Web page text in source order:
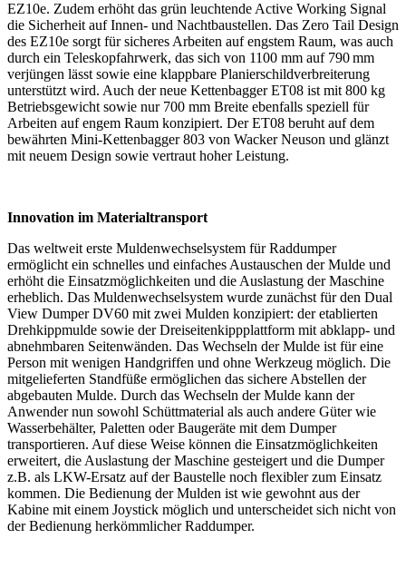
EZ10e. Zudem erhöht das grün leuchtende Active Working Signal
die Sicherheit auf Innen- und Nachtbaustellen. Das Zero Tail Design
des EZ10e sorgt für sicheres Arbeiten auf engstem Raum, was auch
durch ein Teleskopfahrwerk, das sich von 1100 mm auf 790 mm
verjüngen lässt sowie eine klappbare Planierschildverbreiterung
unterstützt wird. Auch der neue Kettenbagger ET08 ist mit 800 kg
Betriebsgewicht sowie nur 700 mm Breite ebenfalls speziell für
Arbeiten auf engem Raum konzipiert. Der ET08 beruht auf dem
bewährten Mini-Kettenbagger 803 von Wacker Neuson und glänzt
mit neuem Design sowie vertraut hoher Leistung.
Innovation im Materialtransport
Das weltweit erste Muldenwechselsystem für Raddumper
ermöglicht ein schnelles und einfaches Austauschen der Mulde und
erhöht die Einsatzmöglichkeiten und die Auslastung der Maschine
erheblich. Das Muldenwechselsystem wurde zunächst für den Dual
View Dumper DV60 mit zwei Mulden konzipiert: der etablierten
Drehkippmulde sowie der Dreiseitenkippplattform mit abklapp- und
abnehmbaren Seitenwänden. Das Wechseln der Mulde ist für eine
Person mit wenigen Handgriffen und ohne Werkzeug möglich. Die
mitgelieferten Standfüße ermöglichen das sichere Abstellen der
abgebauten Mulde. Durch das Wechseln der Mulde kann der
Anwender nun sowohl Schüttmaterial als auch andere Güter wie
Wasserbehälter, Paletten oder Baugeräte mit dem Dumper
transportieren. Auf diese Weise können die Einsatzmöglichkeiten
erweitert, die Auslastung der Maschine gesteigert und die Dumper
z.B. als LKW-Ersatz auf der Baustelle noch flexibler zum Einsatz
kommen. Die Bedienung der Mulden ist wie gewohnt aus der
Kabine mit einem Joystick möglich und unterscheidet sich nicht von
der Bedienung herkömmlicher Raddumper.